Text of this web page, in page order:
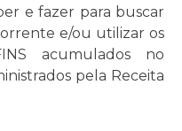
e fazer para buscar
e/ou utilizar os
acumulados no
pela Receita